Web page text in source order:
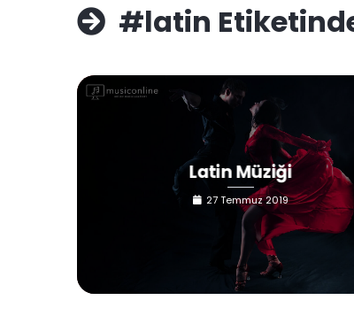
#latin
Latin Müziği
27 Temmuz 2019